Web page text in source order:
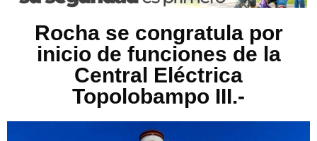
Rocha se congratula por
inicio de funciones de la
Central Eléctrica
Topolobampo III.-